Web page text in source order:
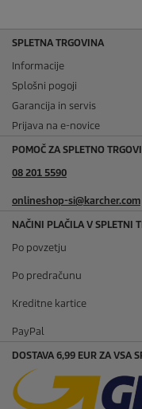
SPLETNA TRGOVINA
Informacije
Splošni pogoji
Garancija in servis
Prijava na e-novice
POMOČ ZA SPLETNO
08 201 5590
onlineshop-si@karcher.com
NAČINI PLAČILA V SPLETNI
Po povzetju
Po predračunu
Kreditne kartice
PayPal
DOSTAVA 6,99 EUR ZA VSA